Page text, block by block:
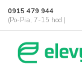
0915 479 944
(Po-Pia, 7-15 hod.)